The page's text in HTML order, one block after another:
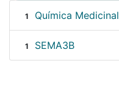
1 Química Medicinal
1 SEMA3B